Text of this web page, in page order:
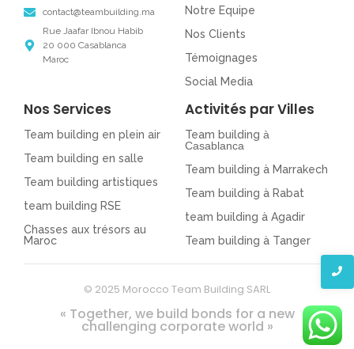
contact@teambuilding.ma
Rue Jaafar Ibnou Habib
20 000 Casablanca
Maroc
Notre Equipe
Nos Clients
Témoignages
Social Media
Nos Services
Team building en plein air
Team building en salle
Team building artistiques
team building RSE
Chasses aux trésors au
Maroc
Activités par Villes
Team building à
Casablanca
Team building à Marrakech
Team building à Rabat
team building à Agadir
Team building à Tanger
© 2025 Morocco Team Building SARL
« Together, we build bonds for a new
challenging corporate world »